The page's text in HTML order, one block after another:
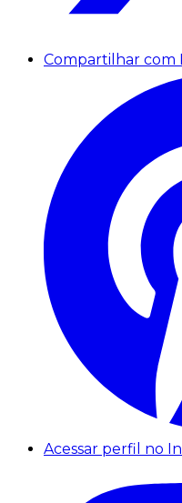
Compartilhar com
Acessar perfil no